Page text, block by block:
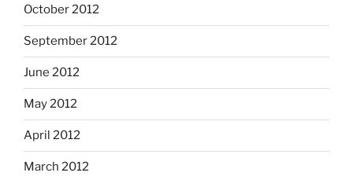
October 2012
September 2012
June 2012
May 2012
April 2012
March 2012